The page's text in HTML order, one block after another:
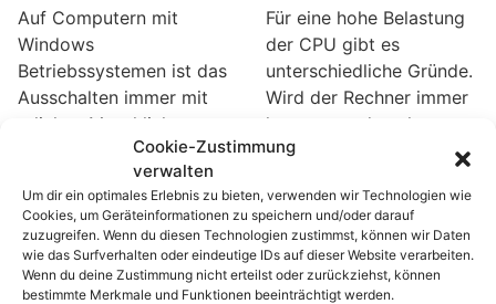
Auf Computern mit
Windows
Betriebssystemen ist das
Ausschalten immer mit
etlichen Mausklicks
verbunden. Je nach
gewählter Auflösung sind
die Schaltflächen recht
klein und schlecht zu
treffen. Aber es geht
auch anders. Mit einer
Für eine hohe Belastung
der CPU gibt es
unterschiedliche Gründe.
Wird der Rechner immer
langsamer, dann kann
das an der Zahl
Programme liegen. Auch
Schadsoftware und
einige Windows-Dienste
treten gerne als
Cookie-Zustimmung
verwalten
Um dir ein optimales Erlebnis zu bieten, verwenden wir Technologien wie
Cookies, um Geräteinformationen zu speichern und/oder darauf
zuzugreifen. Wenn du diesen Technologien zustimmst, können wir Daten
wie das Surfverhalten oder eindeutige IDs auf dieser Website verarbeiten.
Wenn du deine Zustimmung nicht erteilst oder zurückziehst, können
bestimmte Merkmale und Funktionen beeinträchtigt werden.